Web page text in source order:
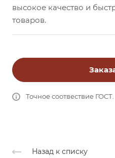
высокое качество и
товаров.
Точное соотвествие ГОСТ.
Назад к списку